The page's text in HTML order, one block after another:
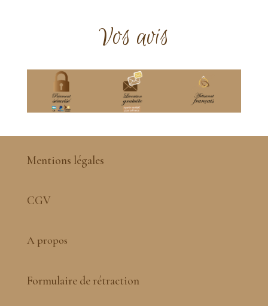
Vos avis
Mentions légales
CGV
A propos
Formulaire de rétraction